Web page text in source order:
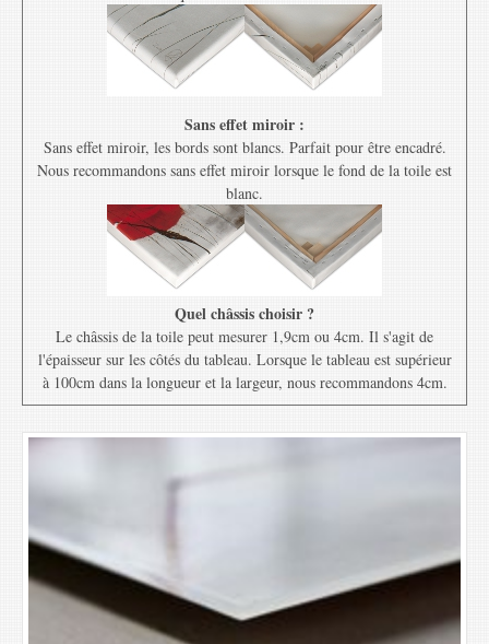
Sans effet miroir :
Sans effet miroir, les bords sont blancs. Parfait pour être encadré.
Nous recommandons sans effet miroir lorsque le fond de la toile est
blanc.
Quel châssis choisir ?
Le châssis de la toile peut mesurer 1,9cm ou 4cm. Il s'agit de
l'épaisseur sur les côtés du tableau. Lorsque le tableau est supérieur
à 100cm dans la longueur et la largeur, nous recommandons 4cm.